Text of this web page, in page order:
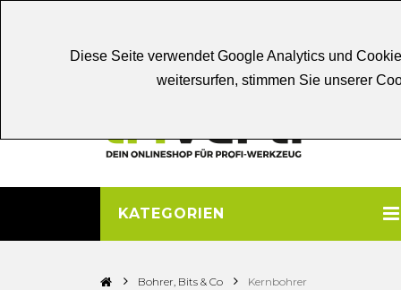
Diese Seite verwendet Google Analytics und
weitersurfen, stimmen Sie unserer
KATEGORIEN
> Bohrer, Bits & Co > Kernbohrer